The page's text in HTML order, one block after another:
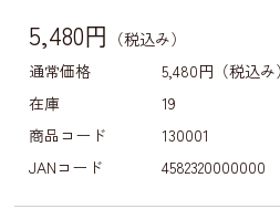
5,480円 （税込み）
通常価格
5,480円 （税込み）
在庫
19
商品コード
130001
JANコード
4582320000000